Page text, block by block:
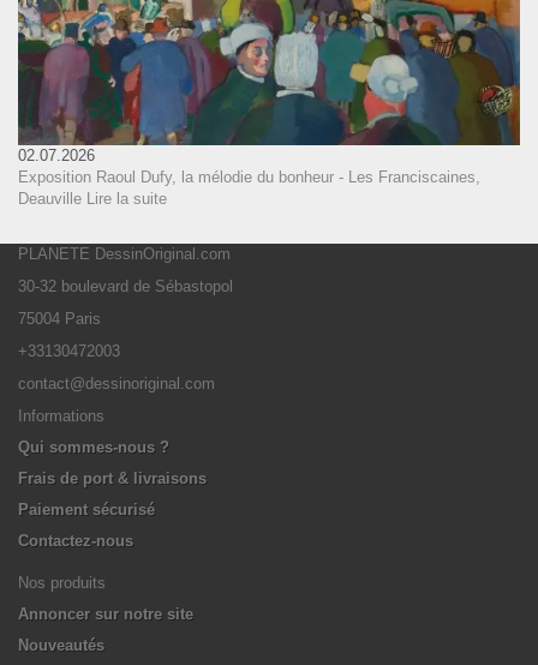
02.07.2026
Exposition Raoul Dufy, la mélodie du bonheur - Les Franciscaines,
Deauville
Lire la suite
PLANETE DessinOriginal.com
30-32 boulevard de Sébastopol
75004 Paris
+33130472003
contact@dessinoriginal.com
Informations
Qui sommes-nous ?
Frais de port & livraisons
Paiement sécurisé
Contactez-nous
Nos produits
Annoncer sur notre site
Nouveautés